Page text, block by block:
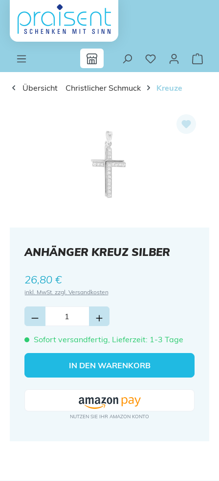
Zum Hauptinhalt springen
Übersicht Christlicher Schmuck Kreuze
ANHÄNGER KREUZ SILBER
Regulärer Preis:
26,80 €
inkl. MwSt. zzgl. Versandkosten
Sofort versandfertig, Lieferzeit: 1-3 Tage
IN DEN WARENKORB